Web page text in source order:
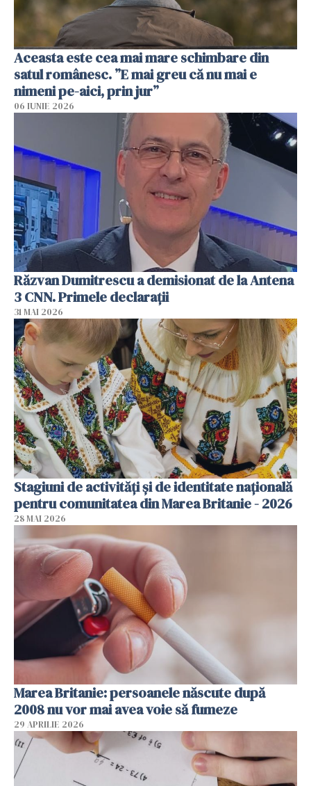
Aceasta este cea mai mare schimbare din
satul românesc. ”E mai greu că nu mai e
nimeni pe-aici, prin jur”
06 IUNIE 2026
Răzvan Dumitrescu a demisionat de la Antena
3 CNN. Primele declarații
31 MAI 2026
Stagiuni de activități și de identitate națională
pentru comunitatea din Marea Britanie - 2026
28 MAI 2026
Marea Britanie: persoanele născute după
2008 nu vor mai avea voie să fumeze
29 APRILIE 2026